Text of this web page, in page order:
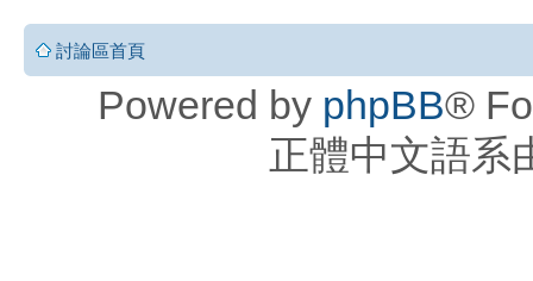
討論區首頁
Powered by phpBB®
正體中文語系